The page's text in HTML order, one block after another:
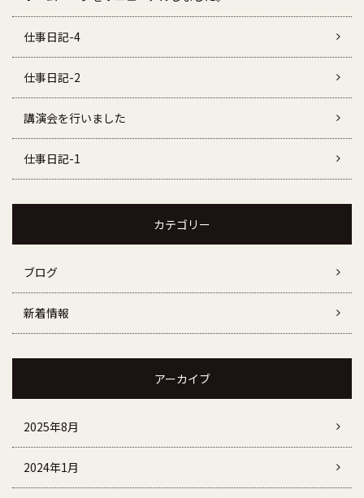
仕事日記-4
仕事日記-2
講演会を行いました
仕事日記-1
カテゴリー
ブログ
新着情報
アーカイブ
2025年8月
2024年1月